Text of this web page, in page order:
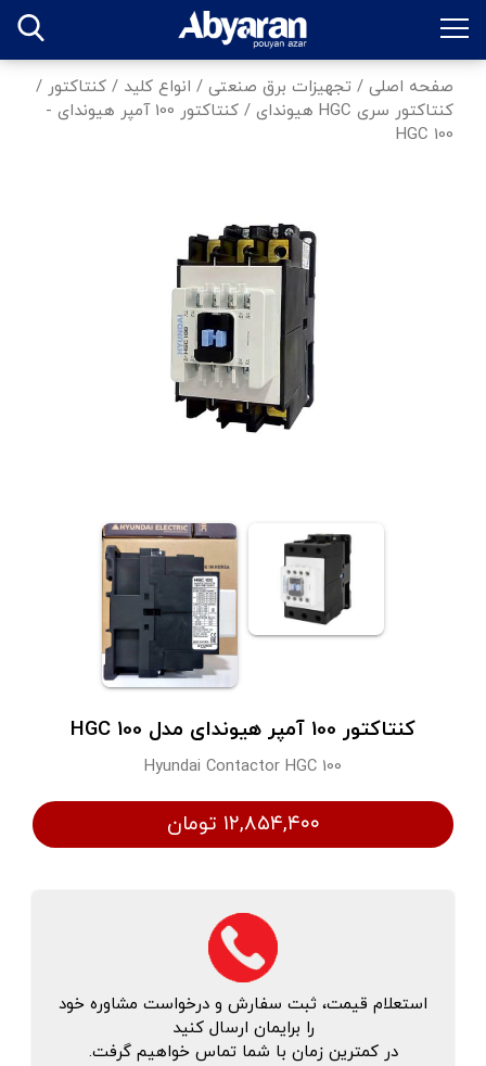
صفحه اصلی / تجهیزات برق صنعتی / انواع کلید / کنتاکتور /
کنتاکتور سری HGC هیوندای
/
کنتاکتور 100 آمپر هیوندای -
HGC 100
کنتاکتور 100 آمپر هیوندای مدل HGC 100
Hyundai Contactor HGC 100
۱۲,۸۵۴,۴۰۰ تومان
استعلام قیمت، ثبت سفارش و درخواست مشاوره خود
را برایمان ارسال کنید
در کمترین زمان با شما تماس خواهیم گرفت.